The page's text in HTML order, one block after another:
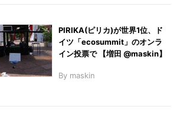
PIRIKA(ピリカ)が世界1位、ド
イツ「ecosummit」のオンラ
イン投票で 【増田 @maskin】
By maskin